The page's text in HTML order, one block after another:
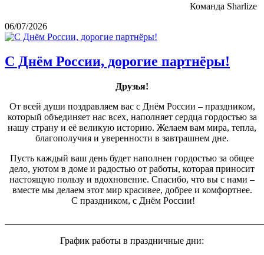
Команда Sharlize
06/07/2026
С Днём России, дорогие партнёры!
Друзья!
От всей души поздравляем вас с Днём России – праздником,
который объединяет нас всех, наполняет сердца гордостью за
нашу страну и её великую историю. Желаем вам мира, тепла,
благополучия и уверенности в завтрашнем дне.
Пусть каждый ваш день будет наполнен гордостью за общее
дело, уютом в доме и радостью от работы, которая приносит
настоящую пользу и вдохновение. Спасибо, что вы с нами –
вместе мы делаем этот мир красивее, добрее и комфортнее.
С праздником, с Днём России!
График работы в праздничные дни: